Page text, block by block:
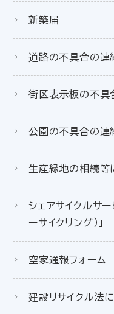
新築届
道路の不具合の連
街区表示板の不具
公園の不具合の連
生産緑地の相続等
シェアサイクルサ
ーサイクリング）」
空家通報フォーム
建設リサイクル法